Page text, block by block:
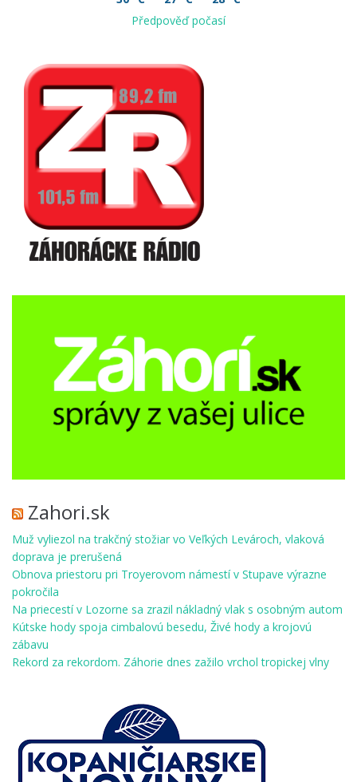
Předpověď počasí
Zahori.sk
Muž vyliezol na trakčný stožiar vo Veľkých Levároch, vlaková
doprava je prerušená
Obnova priestoru pri Troyerovom námestí v Stupave výrazne
pokročila
Na priecestí v Lozorne sa zrazil nákladný vlak s osobným autom
Kútske hody spoja cimbalovú besedu, Živé hody a krojovú
zábavu
Rekord za rekordom. Záhorie dnes zažilo vrchol tropickej vlny